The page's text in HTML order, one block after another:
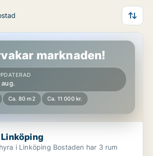
marknaden!
aug.
Ca. 80 m2 Ca. 11 000 kr.
Lägenhet att hyra i Linköping Bostaden har 3 rum